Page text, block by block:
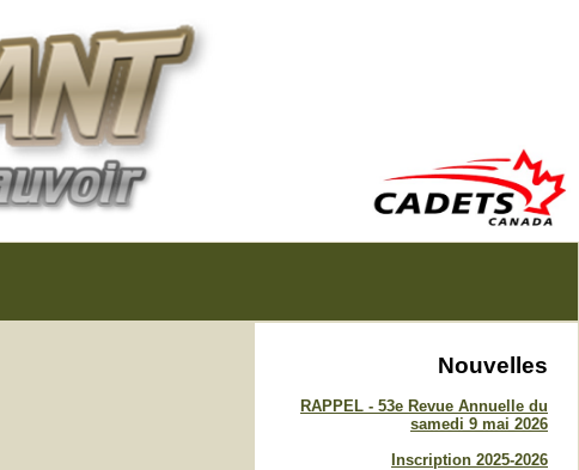
Nouvelles
RAPPEL - 53e Revue Annuelle du
samedi 9 mai 2026
Inscription 2025-2026